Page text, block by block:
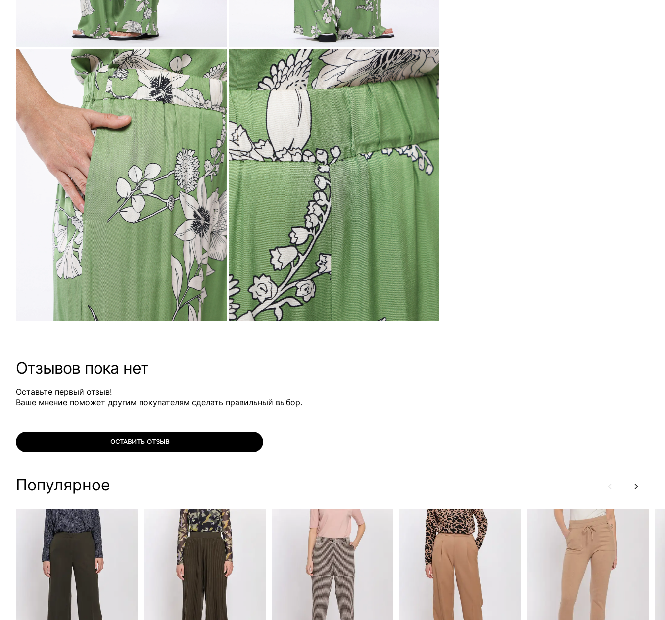
Отзывов пока нет
Оставьте первый отзыв!
Ваше мнение поможет другим покупателям сделать правильный выбор.
ОСТАВИТЬ ОТЗЫВ
Популярное